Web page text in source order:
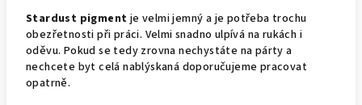
Stardust pigmentje velmi jemný a je potřeba trochu
obezřetnosti při práci. Velmi snadno ulpívá na rukách i
oděvu. Pokud se tedy zrovna nechystáte na párty a
nechcete byt celá nablýskaná doporučujeme pracovat
opatrně.